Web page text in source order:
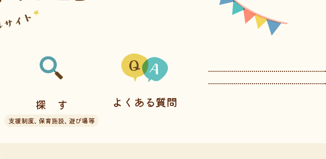
探す
支援制度、 保育施設、 遊び場等
よくある質問